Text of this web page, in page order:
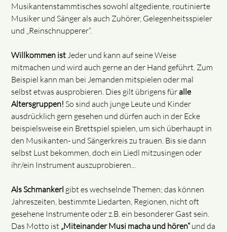
Musikantenstammtisches sowohl altgediente, routinierte
Musiker und Sänger als auch Zuhörer, Gelegenheitsspieler
und „Reinschnupperer“.
Willkommen istJeder und kann auf seine Weise
mitmachen und wird auch gerne an der Hand geführt. Zum
Beispiel kann man bei Jemanden mitspielen oder mal
selbst etwas ausprobieren. Dies gilt übrigens füralle
Altersgruppen! So sind auch junge Leute und Kinder
ausdrücklich gern gesehen und dürfen auch in der Ecke
beispielsweise ein Brettspiel spielen, um sich überhaupt in
den Musikanten- und Sängerkreis zu trauen. Bis sie dann
selbst Lust bekommen, doch ein Liedl mitzusingen oder
ihr/ein Instrument auszuprobieren...
Als Schmankerl gibt es wechselnde Themen; das können
Jahreszeiten, bestimmte Liedarten, Regionen, nicht oft
gesehene Instrumente oder z.B. ein besonderer Gast sein.
Das Motto ist „Miteinander Musi macha und hören“ und da